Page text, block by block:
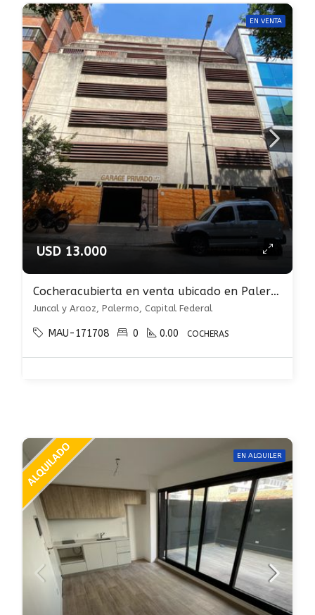
EN VENTA
USD 13.000
Cocheracubierta en venta ubicado en Palermo
Juncal y Araoz, Palermo, Capital Federal
MAU-171708 0 0.00 COCHERAS
EN ALQUILER